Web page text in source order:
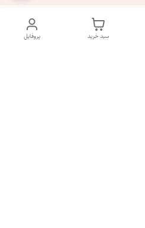
پروفایل سبد خرید